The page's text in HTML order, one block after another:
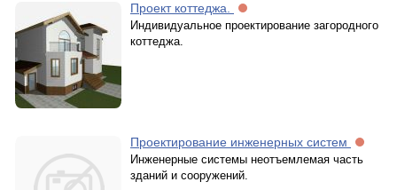
Проект коттеджа.
Индивидуальное проектирование загородного
коттеджа.
Проектирование инженерных систем
Инженерные системы неотъемлемая часть
зданий и сооружений.